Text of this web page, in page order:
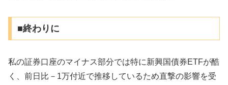
■終わりに
私の証券口座のマイナス部分では特に新興国債券ETFが酷
く、前日比－1万付近で推移しているため直撃の影響を受